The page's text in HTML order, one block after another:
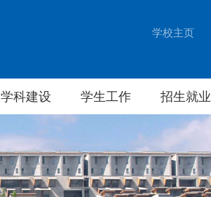
学校主页
学科建设 学生工作 招生就业